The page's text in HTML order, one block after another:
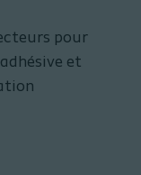
pour
et